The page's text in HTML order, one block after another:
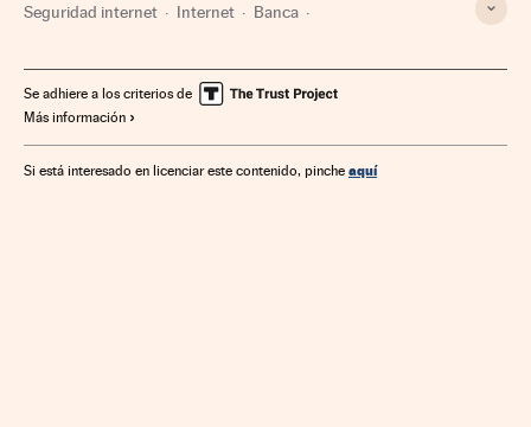
Seguridad internet Internet Banca
Se adhiere a los criterios de
Más información
Si está interesado en licenciar este contenido, pinche aquí